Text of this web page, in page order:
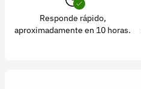
Responde rápido,
aproximadamente en 10 horas.